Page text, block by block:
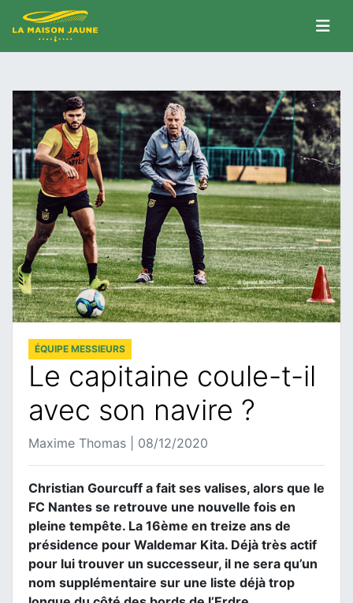
ÉQUIPE MESSIEURS
Le capitaine coule-t-il
avec son navire ?
Maxime Thomas | 08/12/2020
Christian Gourcuff a fait ses valises, alors que le
FC Nantes se retrouve une nouvelle fois en
pleine tempête. La 16ème en treize ans de
présidence pour Waldemar Kita. Déjà très actif
pour lui trouver un successeur, il ne sera qu’un
nom supplémentaire sur une liste déjà trop